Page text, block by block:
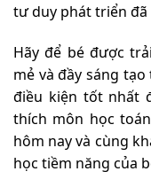
tư duy phát triển đã
Hãy để bé được
mẻ và đầy sáng
điều kiện tốt nhất
thích môn học
hôm nay và cùng
học tiềm năng của